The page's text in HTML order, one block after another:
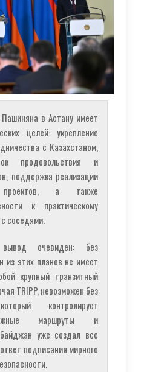
в Астану имеет
целей: укрепление
с Казахстаном,
продовольствия и
поддержка реализации
проектов, а также
к практическому
соседями.
очевиден: без
из этих планов не имеет
крупный транзитный
TRIPP, невозможен без
контролирует
маршруты и
уже создал все
подписания мирного